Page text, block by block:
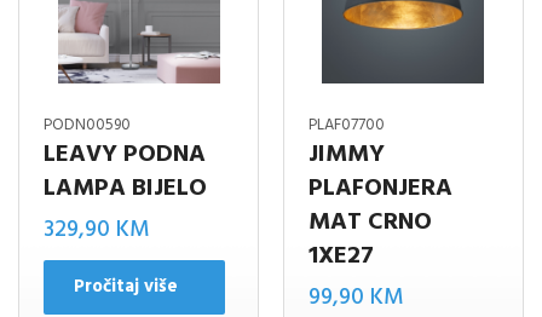
količina
PODN00590
LEAVY PODNA
LAMPA BIJELO
329,90 KM
Pročitaj više
PLAF07700
JIMMY
PLAFONJERA
MAT CRNO
1XE27
99,90 KM